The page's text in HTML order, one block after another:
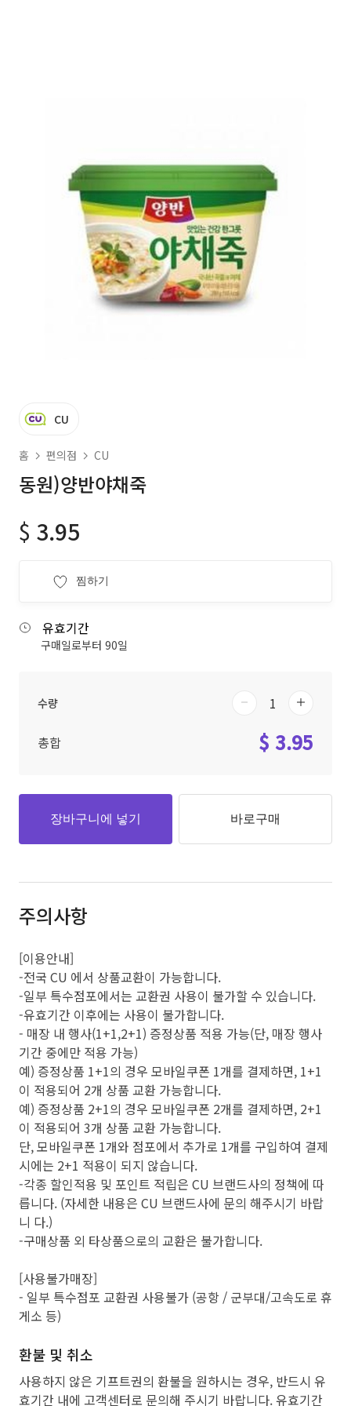
CU
홈 편의점 CU
동원)양반야채죽
$ 3.95
찜하기
유효기간
구매일로부터 90일
수량
총합 $ 3.95
장바구니에 넣기 바로구매
주의사항
[이용안내]
-전국 CU 에서 상품교환이 가능합니다.
-일부 특수점포에서는 교환권 사용이 불가할 수 있습니다.
-유효기간 이후에는 사용이 불가합니다.
- 매장 내 행사(1+1,2+1) 증정상품 적용 가능(단, 매장 행사
기간 중에만 적용 가능)
예) 증정상품 1+1의 경우 모바일쿠폰 1개를 결제하면, 1+1
이 적용되어 2개 상품 교환 가능합니다.
예) 증정상품 2+1의 경우 모바일쿠폰 2개를 결제하면, 2+1
이 적용되어 3개 상품 교환 가능합니다.
단, 모바일쿠폰 1개와 점포에서 추가로 1개를 구입하여 결제
시에는 2+1 적용이 되지 않습니다.
-각종 할인적용 및 포인트 적립은 CU 브랜드사의 정책에 따
릅니다. (자세한 내용은 CU 브랜드사에 문의 해주시기 바랍
니 다.)
-구매상품 외 타상품으로의 교환은 불가합니다.
[사용불가매장]
- 일부 특수점포 교환권 사용불가 (공항 / 군부대/고속도로 휴
게소 등)
환불 및 취소
사용하지 않은 기프트권의 환불을 원하시는 경우, 반드시 유
효기간 내에 고객센터로 문의해 주시기 바랍니다. 유효기간